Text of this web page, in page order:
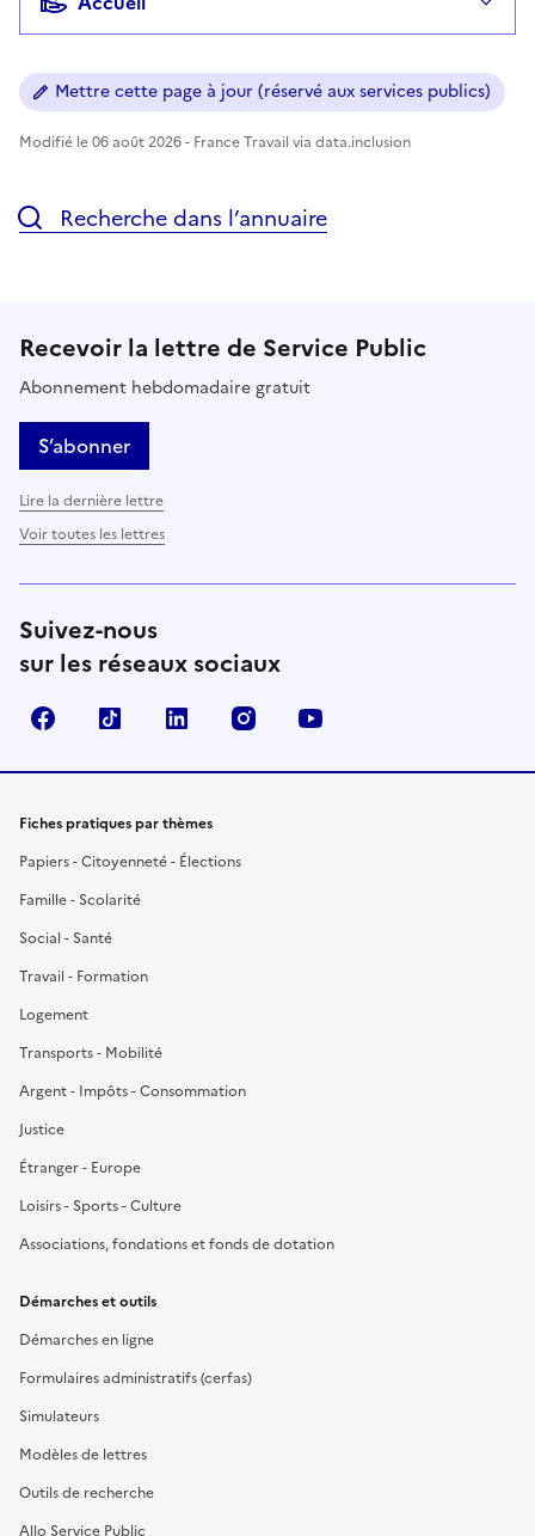
Mettre cette page à jour (réservé aux services publics)
Modifié le 06 août 2026 - France Travail via data.inclusion
Recherche dans l’annuaire
Recevoir la lettre de Service Public
Abonnement hebdomadaire gratuit
S’abonner
Lire la dernière lettre
Voir toutes les lettres
Suivez-nous
sur les réseaux sociaux
FacebookTikTok LinkedIn Instagram
Fiches pratiques par thèmes
Papiers - Citoyenneté - Élections
Famille - Scolarité
Social - Santé
Travail - Formation
Logement
Transports - Mobilité
Argent - Impôts - Consommation
Justice
Étranger - Europe
Loisirs - Sports - Culture
Associations, fondations et fonds de dotation
Démarches et outils
Démarches en ligne
Formulaires administratifs (cerfas)
Simulateurs
Modèles de lettres
Outils de recherche
Allo Service Public